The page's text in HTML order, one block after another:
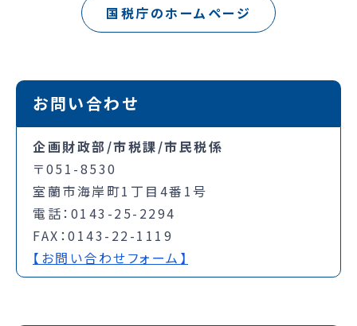
国税庁のホームページ
お問い合わせ
企画財政部/市税課/市民税係
〒051-8530
室蘭市海岸町1丁目4番1号
電話：0143-25-2294
FAX：0143-22-1119
【お問い合わせフォーム】